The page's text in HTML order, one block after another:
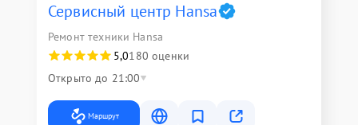
Сервисный центр Hansa
Ремонт техники Hansa
5,0180 оценки
Открыто до 21:00
Маршрут